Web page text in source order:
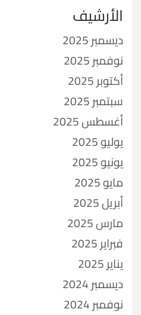
الأرشيف
ديسمبر 2025
نوفمبر 2025
أكتوبر 2025
سبتمبر 2025
أغسطس 2025
يوليو 2025
يونيو 2025
مايو 2025
أبريل 2025
مارس 2025
فبراير 2025
يناير 2025
ديسمبر 2024
نوفمبر 2024